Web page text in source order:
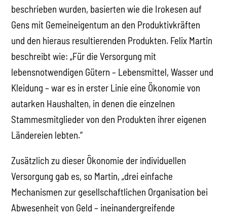
beschrieben wurden, basierten wie die Irokesen auf
Gens mit Gemeineigentum an den Produktivkräften
und den hieraus resultierenden Produkten. Felix Martin
beschreibt wie: „Für die Versorgung mit
lebensnotwendigen Gütern – Lebensmittel, Wasser und
Kleidung – war es in erster Linie eine Ökonomie von
autarken Haushalten, in denen die einzelnen
Stammesmitglieder von den Produkten ihrer eigenen
Ländereien lebten.“
Zusätzlich zu dieser Ökonomie der individuellen
Versorgung gab es, so Martin, „drei einfache
Mechanismen zur gesellschaftlichen Organisation bei
Abwesenheit von Geld – ineinandergreifende